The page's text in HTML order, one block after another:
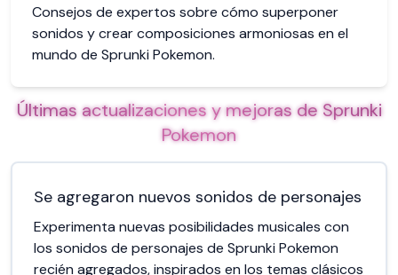
Consejos de expertos sobre cómo superponer
sonidos y crear composiciones armoniosas en el
mundo de Sprunki Pokemon.
Últimas actualizaciones y mejoras de Sprunki
Pokemon
Se agregaron nuevos sonidos de personajes
Experimenta nuevas posibilidades musicales con
los sonidos de personajes de Sprunki Pokemon
recién agregados, inspirados en los temas clásicos